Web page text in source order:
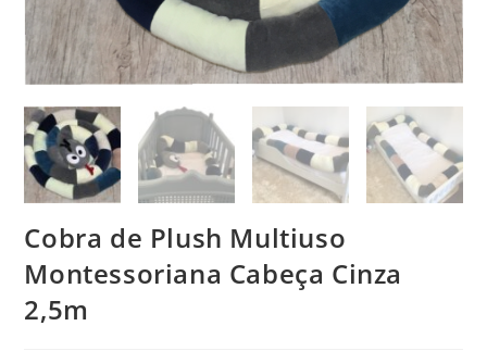
Cobra de Plush Multiuso
Montessoriana Cabeça Cinza
2,5m